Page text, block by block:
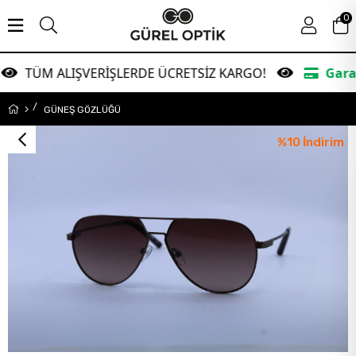
ÜCRETSİZ KARGO! Garanti
0
GÜNEŞ GÖZLÜĞÜ
%10 İndirim